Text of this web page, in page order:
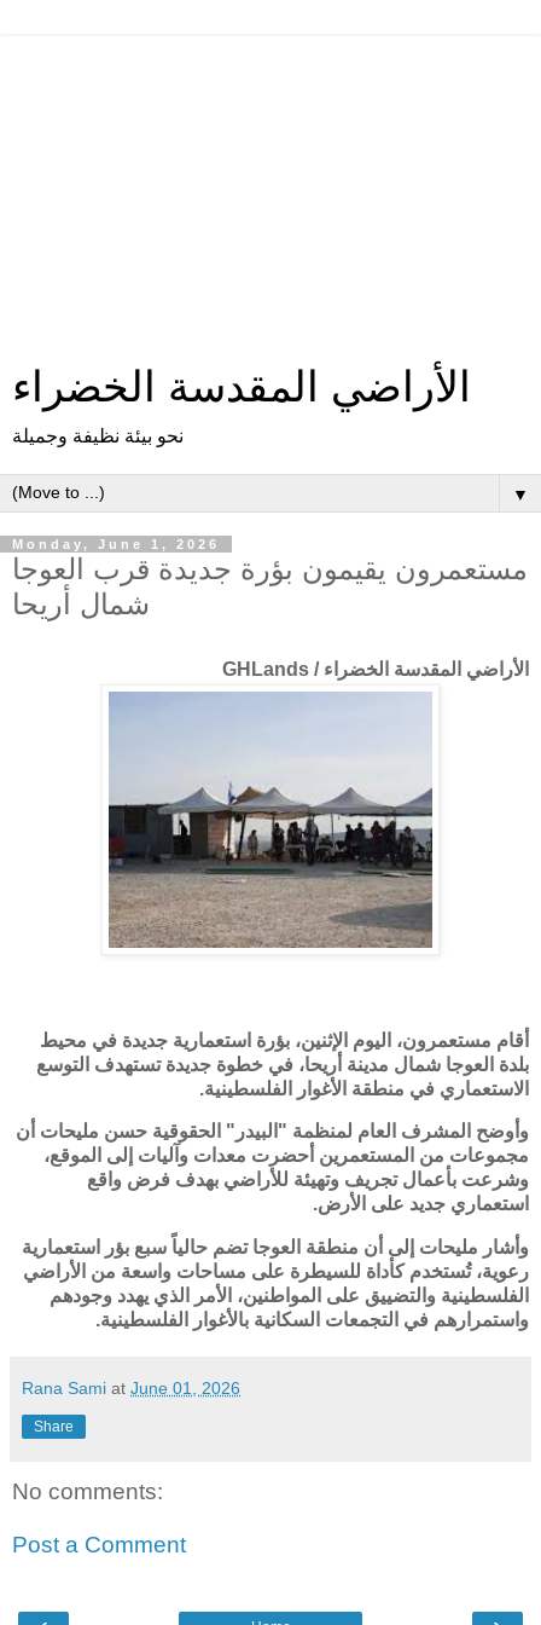
الأراضي المقدسة الخضراء
نحو بيئة نظيفة وجميلة
▼
Monday, June 1, 2026
مستعمرون يقيمون بؤرة جديدة قرب العوجا
شمال أريحا
الأراضي المقدسة الخضراء / GHLands
أقام مستعمرون، اليوم الإثنين، بؤرة استعمارية جديدة في محيط
بلدة العوجا شمال مدينة أريحا، في خطوة جديدة تستهدف التوسع
الاستعماري في منطقة الأغوار الفلسطينية.
وأوضح المشرف العام لمنظمة "البيدر" الحقوقية حسن مليحات أن
مجموعات من المستعمرين أحضرت معدات وآليات إلى الموقع،
وشرعت بأعمال تجريف وتهيئة للأراضي بهدف فرض واقع
استعماري جديد على الأرض.
وأشار مليحات إلى أن منطقة العوجا تضم حالياً سبع بؤر استعمارية
رعوية، تُستخدم كأداة للسيطرة على مساحات واسعة من الأراضي
الفلسطينية والتضييق على المواطنين، الأمر الذي يهدد وجودهم
واستمرارهم في التجمعات السكانية بالأغوار الفلسطينية.
Rana Sami at June 01, 2026
Share
No comments:
Post a Comment